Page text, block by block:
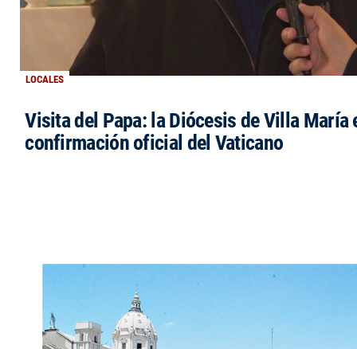
LOCALES
Visita del Papa: la Diócesis de Villa María
confirmación oficial del Vaticano